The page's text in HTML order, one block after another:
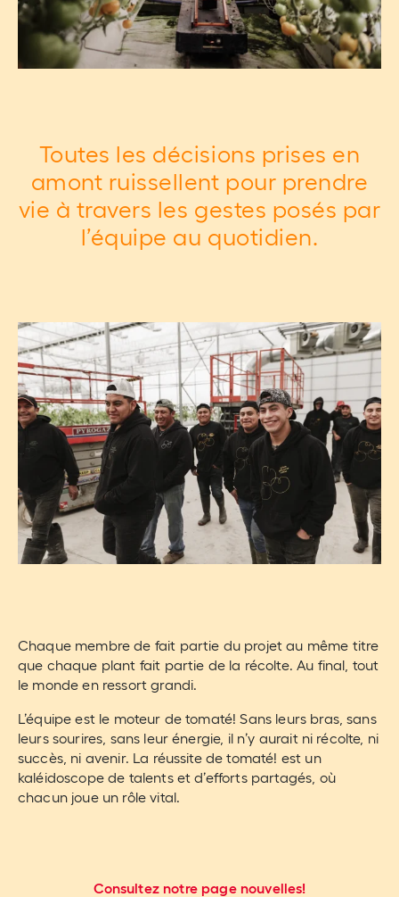
Toutes les décisions prises en
amont ruissellent pour prendre
vie à travers les gestes posés par
l’équipe au quotidien.
Chaque membre de fait partie du projet au même titre
que chaque plant fait partie de la récolte. Au final, tout
le monde en ressort grandi.
L’équipe est le moteur de tomaté! Sans leurs bras, sans
leurs sourires, sans leur énergie, il n’y aurait ni récolte, ni
succès, ni avenir. La réussite de tomaté! est un
kaléidoscope de talents et d’efforts partagés, où
chacun joue un rôle vital.
Consultez notre page nouvelles!